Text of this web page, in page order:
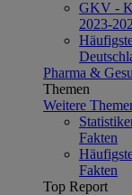
GKV -
2023-
Pharma &
Themen
Weitere
Fakten
Fakten
Top Report